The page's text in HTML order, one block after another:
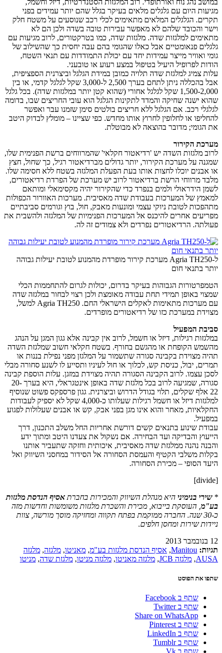
מגיעות היום עם גלגלים מלאים בעיקר בגלל שהם יותר עמידים בפני
תקרים. הגלגלים המלאים מתאימים לכלי רכב שנוסעים על משטח חלק
וישר והכובד שלהם לא מאפשר עבירות טובה בשדה ולכן הם לא
מתאימים למלגזות שדה. מלגזות שדה, כמו בטרקטורים, לרוב מגיעות עם
גלגלים פנאומטיים אבל כאלו שהגומי בהם עבה יחסית כך שהשילוב של
גומי ואוויר מייצר עמידות יחד עם יכולת התמודדות עם תנאי השטח,
הודות לפרופיל היעיל בטיפול במצע רעוע או טובעני.
עלות צמיג למלגזת שדה תלויה כמובן במידת הגלגל וביצרנית הספציפית,
אבל בהכללה ניתן לתחם בערך 2,500 ל-3,000 שקל לגלגל קדמי, או בין
1,500-2,000 שקל לגלגל אחורי (שהוא קטן יותר במלגזות שדה). בכל גלגל
שהוא ישנה שחיקה והמדד לתקינות הגלגל הוא עובי החריצים שבו, בדומה
לגלגלי רכב. אם הגלגל ללא חריצים בולטים סימן שזמנו עבר ואפשר
להחליפו או לחלופין לחרוץ אותו מחדש. כפי שציינו – מומלץ לבדוק היטב
את הגומי; מדובר בהוצאה לא מבוטלת.
מערכת הקירור
לרוב מלגזות השדה יש 'רדיאטור חקלאי' שהמרווחים ברשת הפנימית שלו,
שמגנה על מערכת הקירור, יותר גדולים מברדיאטור רגיל, כך שחול, חצץ
או אבנים יוכלו לחצות אותו בעת הפעלת המלגזה בשטח ללא חסימה שלו.
מלבד מרווחי הרשת ברדיאטור לרוב יש מערכת של הפרדת רדיאטורים,
לשמן הידראולי ולמים בנפרד כדי שהקירור יהיה מקסימאלי ומותאם
למאמץ של המערכות בעבודת שדה מאסיבית. מערכות האוורור הכפולות
מתהפכות לטובת ניוקי עצמי ומונעות מאבק, חול, בוץ וגורמים סביבתיים
מפריעים אחרים להיכנס אל המערכות הפנימיות של המלגזה ולהשבית את
פעולתה. הרדיאטורים נפרדים ולא צמודים זה לה.
ל-Agria TH250 מערכת קירור מופרדת מהמנוע לטובת יעילות גבוהה
יותר בתנאי חום
הטמפרטורות הגבוהות בעיקר בדרום, יכולות לגרום להתחממות הכלי
שמצוי באופן תמידי תחת עבודה מאומצת ולכן רצוי לבחור במלגזה שדה
עם מערכות מתאימות לאקלים הישראלי החם. Agria TH250 למשל,
מצוידת במערכת כזו של רדיאטורים מופרדים.
סביבת המפעיל
במלגזות רגילות, דיזל או חשמל, לרוב אין קבינה אלא גגון המגן על הנהג
מהשמש הקופחת או מהגשם בחורף. בשטח חקלאי חשוב שמלגזת השדה
תהיה מצוידת בקבינה סגורה שתשמור על המלגזן מפני נפילת בננות או
תמרים, יבול, כניסת קש, לכלוך או חול לעיניו ותסייע לו לשנע סחורה מבלי
לסכן עצמו. לרוב הקבינה הסגורה תהיה מצוידת במזגן. עלות הוספת קבינה
סגורה, שמגיעה לרוב בכל מלגזת שדה באופן אינטגראלי, היא בערך 20-
22 אלף שקלים, תלוי בגודל הדרוש וביצרנית. גגון פרספקס פשוט שנוסיף
למלגזות דיזל או חשמל רגילות שעלותו כ-4,000 שקל לא יספיק לעבודות
החקלאיות, מאחר והוא אינו מגן בפני אבק, קש או אבנים שעלולות לפגוע
במפעיל.
עבודת שינוע בתנאים קשים דורשת אחריות החל משלב התכנון, דרך
הייעוץ והבדיקה ועד הבחירה. אם נשקול את צעדנו היטב ומתוך ידע
והבנה נהנה ממלגזת שדה מאסיבית, איכותית וחזקה שתעביר אותנו
בקלות משלבי הקטיף והעמסת הסחורה אל הסידור במחסני השיווק ואל
היעד הסופי – מכירת הסחורה.
[divide]
*שירי בנימיני היא מנהלת השיווק והמכירות בחברתאסיף הנדסת מלגזות
בע"מ , העוסקת בייבוא, מכירת והשכרת מלגזות משומשות וחדשות מזה
כ-30 שנה. החברה ממוקמת בפתח תקווה ומחזיקה מוסך מורשה, צוות
ניידות שירות ומחסן חלפים.
12 בנובמבר 2013
תגיות: Manitou
, אסיף הנדסת מלגזות בע"מ, מאניטו, מלגזה, מלגזה
AUSA
, מלגזה JCB , מלגזה מאניטו, מלגזה מניטו, מלגזת שדה, מניטו
שתפו את הפוסט
שתף ב Facebook
שתף ב Twitter
Share on WhatsApp
שתף ב Pinterest
שתף ב LinkedIn
שתף ב Tumblr